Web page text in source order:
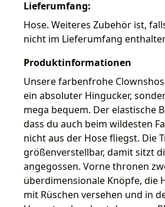
Lieferumfang:
Hose. Weiteres Zubehör ist,
nicht im Lieferumfang
Produktinformationen
Unsere farbenfrohe
ein absoluter Hingucker,
mega bequem. Der elastische
dass du auch beim wildesten
nicht aus der Hose fliegst. Die
größenverstellbar, damit sitzt
angegossen. Vorne thronen
überdimensionale Knöpfe, die
mit Rüschen versehen und in